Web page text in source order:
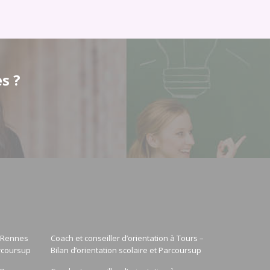
?
Coach et conseiller d’orientation à Tours –
Bilan d’orientation scolaire et Parcoursup